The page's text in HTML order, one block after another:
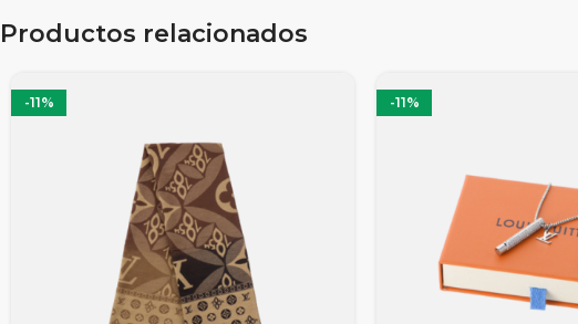
Productos relacionados
-11% -11%